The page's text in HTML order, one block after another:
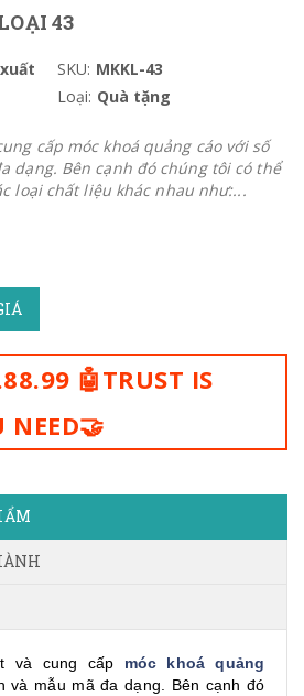
43
SKU: MKKL-43
Loại: Quà tặng
cấp móc khoá quảng cáo với số
dạng. Bên cạnh đó chúng tôi có thể
loại chất liệu khác nhau như:...
🤖TRUST IS
NEED🤝
và cung cấp móc khoá quảng
và mẫu mã đa dạng. Bên cạnh đó